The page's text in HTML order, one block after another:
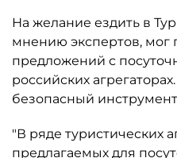
На желание ездить в
мнению экспертов, мог
предложений с
российских
безопасный
"В ряде туристических
предлагаемых для